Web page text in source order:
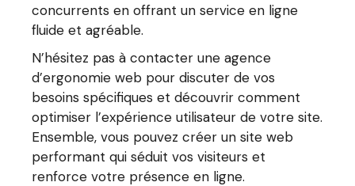
concurrents en offrant un service en ligne
fluide et agréable.
N’hésitez pas à contacter une agence
d’ergonomie web pour discuter de vos
besoins spécifiques et découvrir comment
optimiser l’expérience utilisateur de votre site.
Ensemble, vous pouvez créer un site web
performant qui séduit vos visiteurs et
renforce votre présence en ligne.